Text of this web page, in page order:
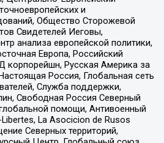
и
Общество Сторожевой
Свидетелей Иеговы,
анализа европейской политики,
Европа, Российский
корпорейшн, Русская Америка за
Россия, Глобальная сеть
Служба поддержки,
Свободная Россия Северный
помощи, Антивоенный
La Asocicion de Rusos
Северных территорий,